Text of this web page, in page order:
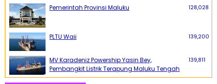
Pemerintah Provinsi Maluku 128,028
PLTU Waii 139,200
MV Karadeniz Powership Yasin Bey,
Pembangkit Listrik Terapung Maluku Tengah
139,811